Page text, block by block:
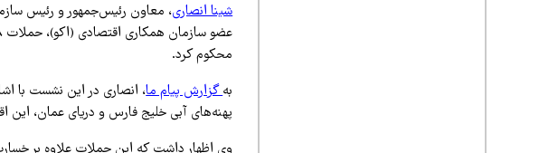
شینا انصاری، معاون رئیس‌جمهور و رئیس
محکوم کرد.
بهگزارش پیام ما، انصاری در این نشست با
پهنه‌های آبی خلیج فارس و دریای عمان، این